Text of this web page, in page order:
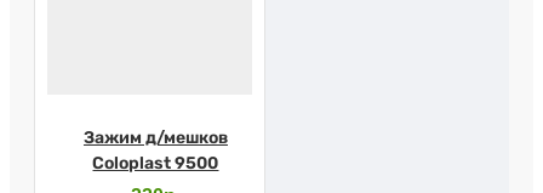
Зажим д/мешков
Coloplast 9500